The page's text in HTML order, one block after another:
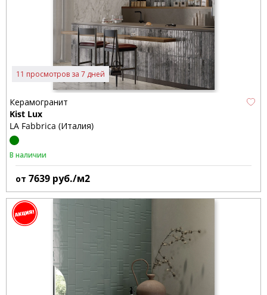
11 просмотров за 7 дней
Керамогранит
Kist Lux
LA Fabbrica (Италия)
В наличии
от 7639 руб./м2